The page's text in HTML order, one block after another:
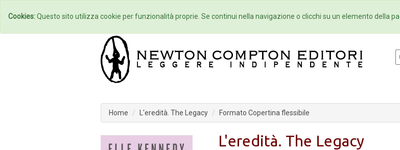
Home Autori Eventi Collane
Home L'eredità. The Legacy Formato Copertina flessibile
L'eredità. The Legacy
Cookies:Questo sito utilizza cookie per funzionalità proprie. Se continui nella navigazione o clicchi su un elemento della